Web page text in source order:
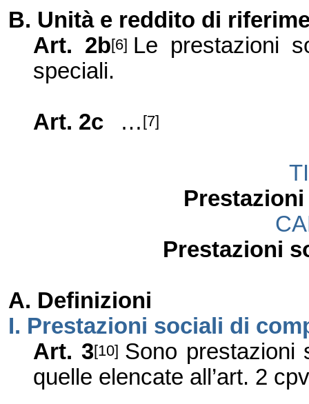
B. Unità e reddito di
Art. 2b[6] Le prestazioni
speciali.
Art. 2c … [7]
Prestazioni
A. Definizioni
I. Prestazioni sociali di
Art. 3[10] Sono prestazioni
quelle elencate all’art. 2